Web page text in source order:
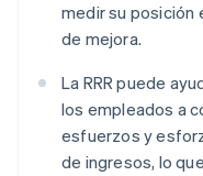
medir su posición
de mejora.
La RRR puede
los empleados a
esfuerzos y
de ingresos, lo